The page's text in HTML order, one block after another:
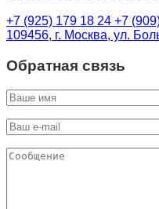
+7 (925) 179 18 24 +7
109456, г. Москва, ул.
Обратная связь